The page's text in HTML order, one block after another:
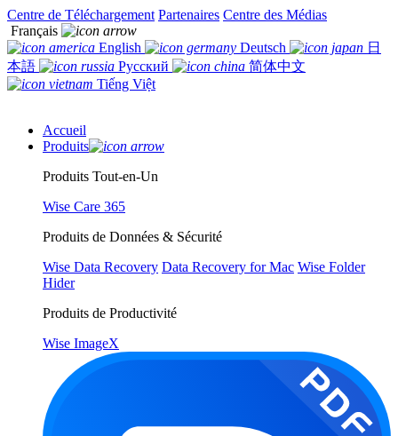
Centre de Téléchargement Partenaires Centre des Médias
Français
English
Deutsch
日
本語
Русский
简体中文
Tiếng Việt
Accueil
Produits
Produits Tout-en-Un
Wise Care 365
Produits de Données & Sécurité
Wise Data Recovery Data Recovery for Mac Wise Folder
Hider
Produits de Productivité
Wise ImageX